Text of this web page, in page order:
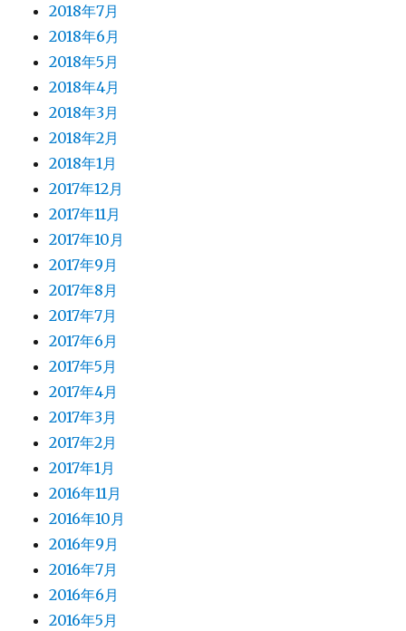
2018年7月
2018年6月
2018年5月
2018年4月
2018年3月
2018年2月
2018年1月
2017年12月
2017年11月
2017年10月
2017年9月
2017年8月
2017年7月
2017年6月
2017年5月
2017年4月
2017年3月
2017年2月
2017年1月
2016年11月
2016年10月
2016年9月
2016年7月
2016年6月
2016年5月